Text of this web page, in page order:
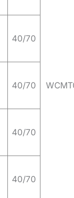
40/70
40/70
40/70
40/70